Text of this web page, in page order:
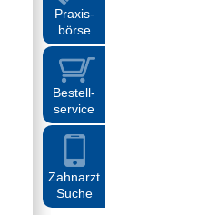
Praxis-
börse
Bestell-
service
Zahnarzt
Suche